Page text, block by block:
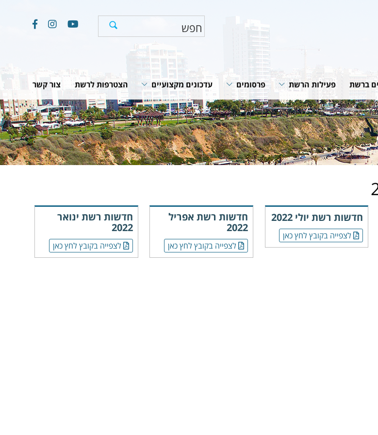
ברשת פעילות הרשת
תוכניות ופעילות הרשת
שיתופי פעולה
פרסומים
חוברות הנחיה
סיכומי פעילות
מאמרים מקצועיים
חדשות רשת
עדכונים מקצועיים
חוקים, תקנות והמלצות
תוכניות לאומיות
מאמרים וכתבות
הצטרפות לרשת צור קשר
חדשות רשת יולי 2022
לצפייה בקובץ לחץ כאן
חדשות רשת אפריל
2022
לצפייה בקובץ לחץ כאן
חדשות רשת ינואר
2022
לצפייה בקובץ לחץ כאן